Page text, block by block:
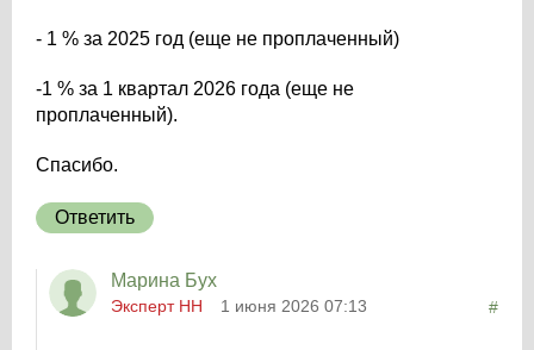
- 1 % за 2025 год (еще не проплаченный)
-1 % за 1 квартал 2026 года (еще не
проплаченный).
Спасибо.
Ответить
Марина Бух
Эксперт НН 1 июня 2026 07:13 #